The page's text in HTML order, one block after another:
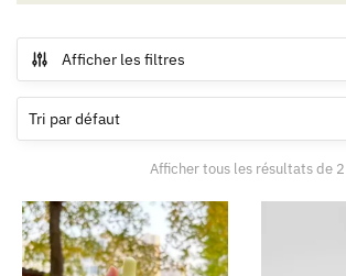
Afficher les filtres
Afficher tous les résultats de 2